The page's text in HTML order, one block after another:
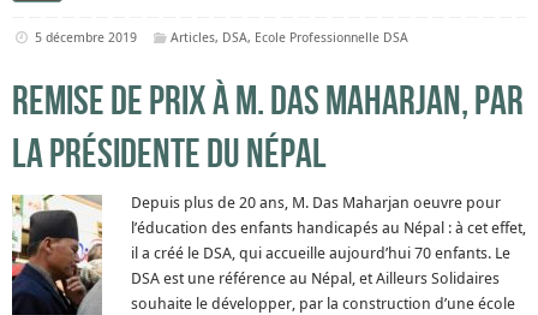
5 décembre 2019 Articles, DSA, Ecole Professionnelle DSA
Remise de prix à M. Das Maharjan, par
la présidente du Népal
Depuis plus de 20 ans, M. Das Maharjan oeuvre pour
l’éducation des enfants handicapés au Népal : à cet effet,
il a créé le DSA, qui accueille aujourd’hui 70 enfants. Le
DSA est une référence au Népal, et Ailleurs Solidaires
souhaite le développer, par la construction d’une école